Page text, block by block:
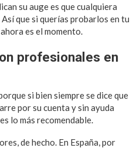
su auge es que cualquiera
que si querías probarlos en tu
es el momento.
profesionales en
si bien siempre se dice que
por su cuenta y sin ayuda
lo más recomendable.
de hecho. En España, por